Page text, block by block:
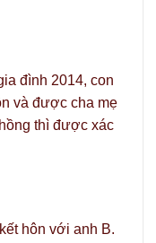
đình 2014, con
và được cha mẹ
thì được xác
hôn với anh B.